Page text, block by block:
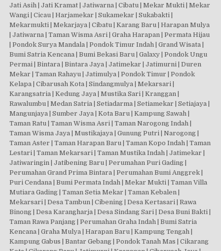
Jati Asih | Jati Kramat | Jatiwarna | Cibatu | Mekar Mukti | Mekar
Wangi | Cicau | Harjamekar | Sukamekar | Sukabakti |
Mekarmukti | Mekarjaya | Cibatu | Karang Baru | Harapan Mulya
| Jatiwarna | Taman Wisma Asri | Graha Harapan | Permata Hijau
| Pondok Surya Mandala | Pondok Timur Indah | Grand Wisata |
Bumi Satria Kencana | Bumi Bekasi Baru | Galaxy | Pondok Ungu
Permai | Bintara | Bintara Jaya | Jatimekar | Jatimurni | Duren
Mekar | Taman Rahayu | Jatimulya | Pondok Timur | Pondok
Kelapa | Cibarusah Kota | Sindangmulya | Mekarsari |
Karangsatria | Kedung Jaya | Mustika Sari | Kranggan |
Rawalumbu | Medan Satria | Setiadarma | Setiamekar | Setiajaya |
Mangunjaya | Sumber Jaya | Kota Baru | Kampung Sawah |
Taman Ratu | Taman Wisma Asri | Taman Narogong Indah |
Taman Wisma Jaya | Mustikajaya | Gunung Putri | Narogong |
Taman Aster | Taman Harapan Baru | Taman Kopo Indah | Taman
Lestari | Taman Mekarsari | Taman Mustika Indah | Jatimekar |
Jatiwaringin | Jatibening Baru | Perumahan Puri Gading |
Perumahan Grand Prima Bintara | Perumahan Bumi Anggrek |
Puri Cendana | Bumi Permata Indah | Mekar Mukti | Taman Villa
Mutiara Gading | Taman Setia Mekar | Taman Kebalen |
Mekarsari | Desa Tambun | Cibening | Desa Kertasari | Rawa
Binong | Desa Karangharja | Desa Sindang Sari | Desa Buni Bakti |
Taman Rawa Panjang | Perumahan Graha Indah | Bumi Satria
Kencana | Graha Mulya | Harapan Baru | Kampung Tengah |
Kampung Gabus | Bantar Gebang | Pondok Tanah Mas | Cikarang